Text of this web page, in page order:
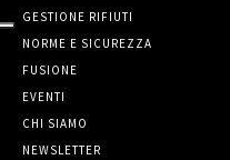
GESTIONE RIFIUTI
NORME E SICUREZZA
FUSIONE
EVENTI
CHI SIAMO
NEWSLETTER